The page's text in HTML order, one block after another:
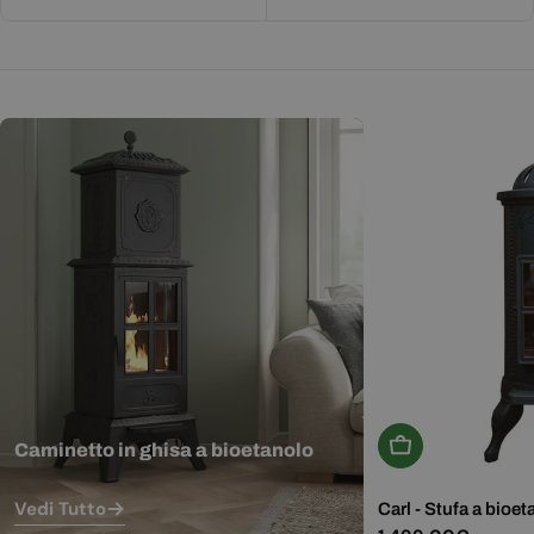
Caminetto in ghisa a bioetanolo
Vedi Tutto
Aggiungi Al
Carl - Stufa a